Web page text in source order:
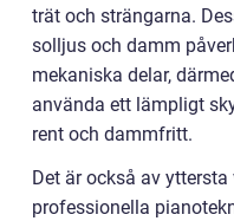
trät och strängarna.
solljus och damm
mekaniska delar,
använda ett lämpligt
rent och dammfritt.
Det är också av
professionella